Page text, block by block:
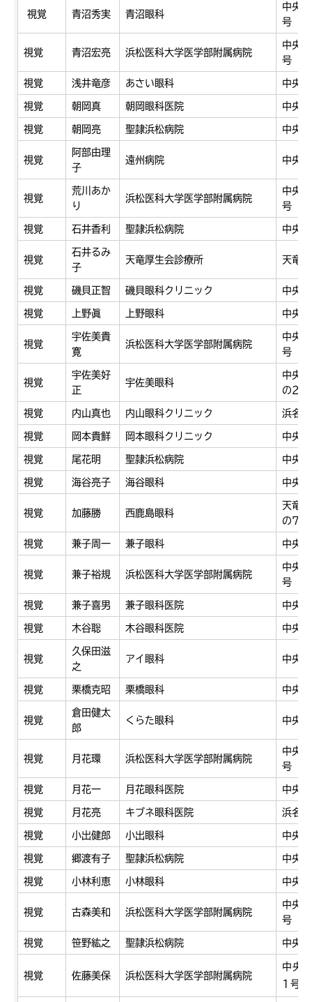
視覚 青沼秀実 青沼眼科
中央
号
視覚 青沼宏亮 浜松医科大学医学部附属病院
中央
号
視覚 浅井竜彦 あさい眼科 中央
視覚 朝岡真 朝岡眼科医院 中央
視覚 朝岡亮 聖隷浜松病院 中央
視覚
阿部由理
子
遠州病院 中央
視覚
荒川あか
り
浜松医科大学医学部附属病院
中央
号
視覚 石井香利 聖隷浜松病院 中央
視覚
石井るみ
子
天竜厚生会診療所 天竜
視覚 磯貝正智 磯貝眼科クリニック 中央
視覚 上野眞 上野眼科 中央
視覚
宇佐美貴
寛
浜松医科大学医学部附属病院
中央
号
視覚
宇佐美好
正
宇佐美眼科
中央
の2
視覚 内山真也 内山眼科クリニック 浜名
視覚 岡本貴鮮 岡本眼科クリニック 中央
視覚 尾花明 聖隷浜松病院 中央
視覚 海谷亮子 海谷眼科 中央
視覚 加藤勝 西鹿島眼科
天竜
の7
視覚 兼子周一 兼子眼科 中央
視覚 兼子裕規 浜松医科大学医学部附属病院
中央
号
視覚 兼子喜男 兼子眼科医院 中央
視覚 木谷聡 木谷眼科医院 中央
視覚
久保田滋
之
アイ眼科 中央
視覚 栗橋克昭 栗橋眼科 中央
視覚
倉田健太
郎
くらた眼科 中央
視覚 月花環 浜松医科大学医学部附属病院
中央
号
視覚 月花一 月花眼科医院 中央
視覚 月花亮 キブネ眼科医院 浜名
視覚 小出健郎 小出眼科 中央
視覚 郷渡有子 聖隷浜松病院 中央
視覚 小林利恵 小林眼科 中央
視覚 古森美和 浜松医科大学医学部附属病院
中央
号
視覚 笹野紘之 聖隷浜松病院 中央
視覚 佐藤美保 浜松医科大学医学部附属病院
中央
1号